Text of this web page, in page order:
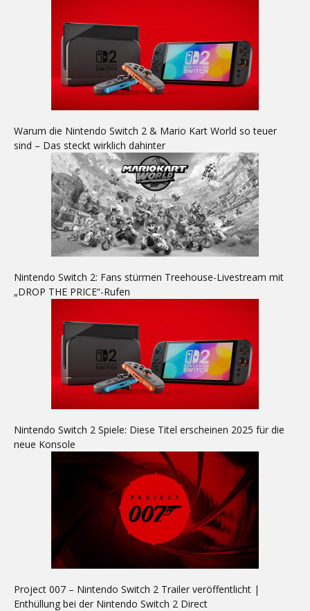
Warum die Nintendo Switch 2 & Mario Kart World so teuer
sind – Das steckt wirklich dahinter
Nintendo Switch 2: Fans stürmen Treehouse-Livestream mit
„DROP THE PRICE“-Rufen
Nintendo Switch 2 Spiele: Diese Titel erscheinen 2025 für die
neue Konsole
Project 007 – Nintendo Switch 2 Trailer veröffentlicht |
Enthüllung bei der Nintendo Switch 2 Direct